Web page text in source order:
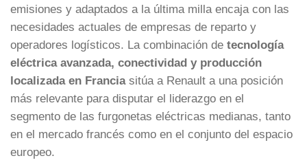
emisiones y adaptados a la última milla encaja con las
necesidades actuales de empresas de reparto y
operadores logísticos. La combinación de tecnología
eléctrica avanzada, conectividad y producción
localizada en Franciasitúa a Renault a una posición
más relevante para disputar el liderazgo en el
segmento de las furgonetas eléctricas medianas, tanto
en el mercado francés como en el conjunto del espacio
europeo.